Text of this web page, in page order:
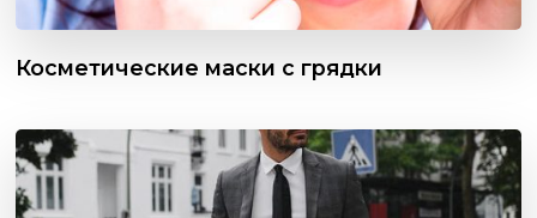
Косметические маски с грядки